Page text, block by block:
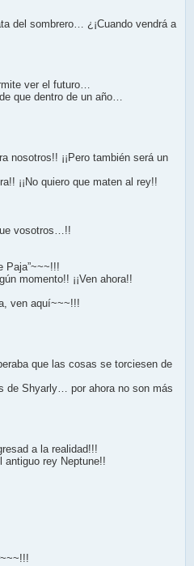
del sombrero… ¿¡Cuando vendrá a
ver el futuro…
que dentro de un año…
nosotros!! ¡¡Pero también será un
¡¡No quiero que maten al rey!!
vosotros…!!
Paja”~~~!!!
momento!! ¡¡Ven ahora!!
ven aquí~~~!!!
que las cosas se torciesen de
de Shyarly… por ahora no son más
a la realidad!!!
antiguo rey Neptune!!